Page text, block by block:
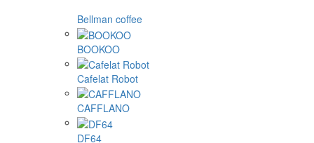
Bellman coffee
BOOKOO
Cafelat Robot
CAFFLANO
DF64